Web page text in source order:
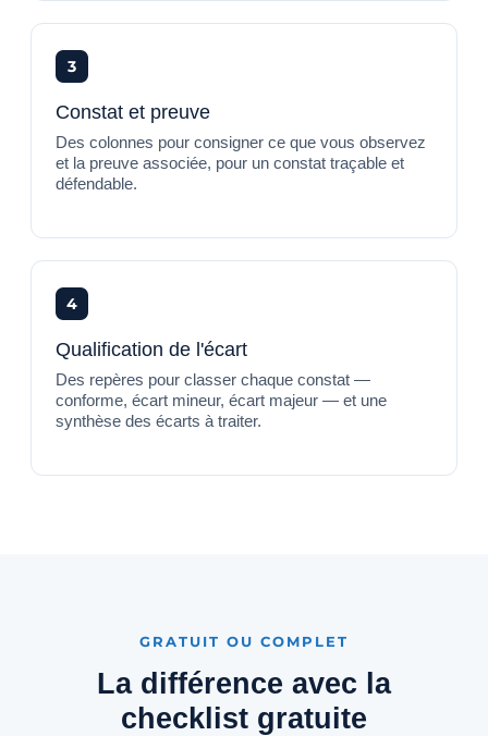
3
Constat et preuve
Des colonnes pour consigner ce que vous observez
et la preuve associée, pour un constat traçable et
défendable.
4
Qualification de l'écart
Des repères pour classer chaque constat —
conforme, écart mineur, écart majeur — et une
synthèse des écarts à traiter.
GRATUIT OU COMPLET
La différence avec la
checklist gratuite